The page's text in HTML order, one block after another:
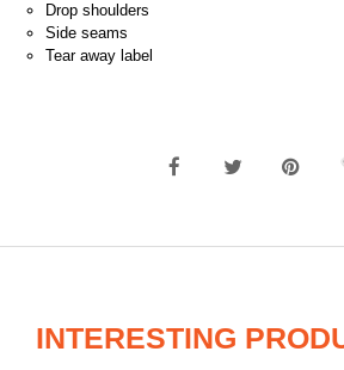
Drop shoulders
Side seams
Tear away label
INTERESTING